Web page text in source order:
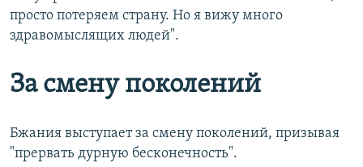
просто потеряем страну. Но я вижу много
здравомыслящих людей".
За смену поколений
Бжания выступает за смену поколений, призывая
"прервать дурную бесконечность".